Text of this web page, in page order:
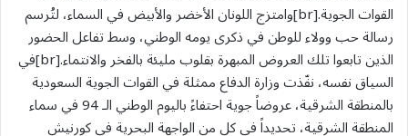
القوات الجوية.[br]وامتزج اللونان الأخضر والأبيض في السماء، لتُرسم
رسالة حب وولاء للوطن في ذكرى يومه الوطني، وسط تفاعل الحضور
الذين تابعوا تلك العروض المبهرة بقلوب مليئة بالفخر والانتماء.[br]في
السياق نفسه، نفّذت وزارة الدفاع ممثلة في القوات الجوية السعودية
بالمنطقة الشرقية، عروضاً جوية احتفاءً باليوم الوطني الـ 94 في سماء
المنطقة الشرقية، تحديداً في كل من الواجهة البحرية في كورنيش